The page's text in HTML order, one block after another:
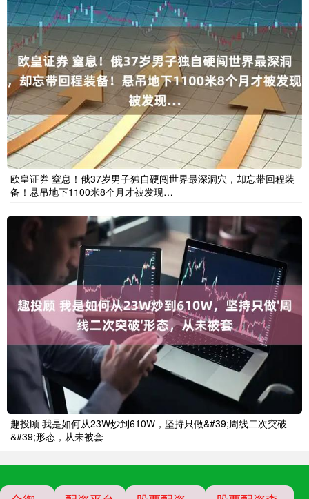
欧皇证券 窒息！俄37岁男子独自硬闯世界最深洞穴，却忘带回程装
备！悬吊地下1100米8个月才被发现…
趣投顾 我是如何从23W炒到610W，坚持只做&#39;周线二次突破
&#39;形态，从未被套